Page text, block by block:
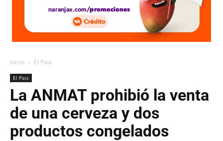
Inicio El Pais
El Pais
La ANMAT prohibió la venta
de una cerveza y dos
productos congelados